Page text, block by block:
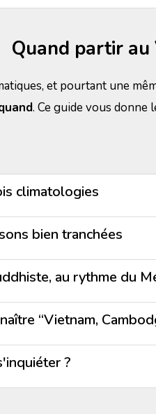
Quand partir au
et pourtant une
. Ce guide vous
climatologies
bien tranchées
au rythme du
“Vietnam,
?